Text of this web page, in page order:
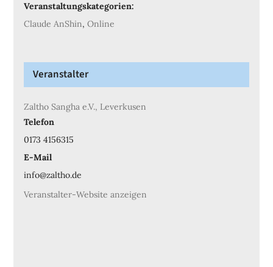
Veranstaltungskategorien:
Claude AnShin, Online
Veranstalter
Zaltho Sangha e.V., Leverkusen
Telefon
0173 4156315
E-Mail
info@zaltho.de
Veranstalter-Website anzeigen